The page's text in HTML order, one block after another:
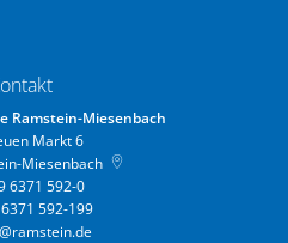
Ramstein-Miesenbach
Markt 6
Miesenbach
6371 592-0
592-199